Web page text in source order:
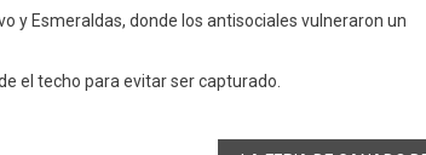
y Esmeraldas, donde los antisociales vulneraron un
el techo para evitar ser capturado.